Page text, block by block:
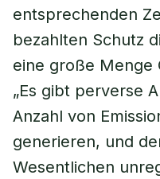
entsprechenden
bezahlten Schutz
eine große Menge
„Es gibt perverse
Anzahl von
generieren, und
Wesentlichen